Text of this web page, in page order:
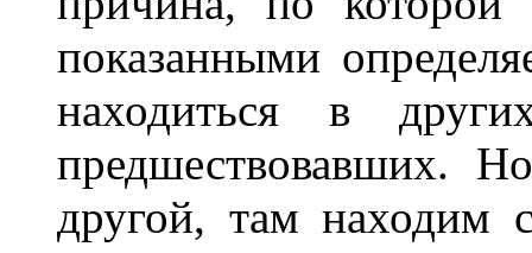
показанными
находиться в
предшествовавших.
другой, там находим